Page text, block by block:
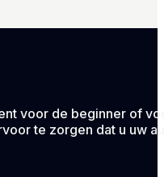
voor de beginner of
te zorgen dat u uw